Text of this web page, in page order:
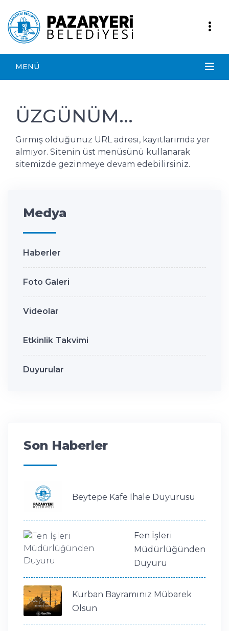
MENÜ
ÜZGÜNÜM...
Girmiş olduğunuz URL adresi, kayıtlarımda yer
almıyor. Sitenin üst menüsünü kullanarak
sitemizde gezinmeye devam edebilirsiniz.
Medya
Haberler
Foto Galeri
Videolar
Etkinlik Takvimi
Duyurular
Son Haberler
Beytepe Kafe İhale Duyurusu
Fen İşleri
Müdürlüğünden
Duyuru
Kurban Bayramınız Mübarek
Olsun